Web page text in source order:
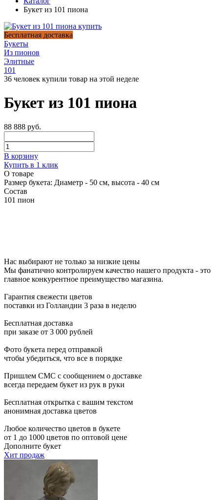
Букет из 101 пиона
Бесплатная доставка
Букеты
Из пионов
Элитные
101
36 человек купили товар на этой неделе
Букет из 101 пиона
88 888 руб.
В корзину
Купить в 1 клик
О товаре
Размер букета: Диаметр - 50 см, высота - 40 см
Состав
101 пион
Нас выбирают не только за низкие цены
Мы фанатично контролируем качество нашего продукта - это
главное конкурентное преимущество магазина.
Гарантия свежести цветов
поставки из Голландии 3 раза в неделю
Бесплатная доставка
при заказе от 3 000 рублей
Фото букета перед отправкой
чтобы убедиться, что все в порядке
Пришлем СМС с сообщением о доставке
всегда передаем букет из рук в руки
Бесплатная открытка с вашим текстом
анонимная доставка цветов
Любое количество цветов в букете
от 1 до 1000 цветов по оптовой цене
Дополните букет
Хит продаж